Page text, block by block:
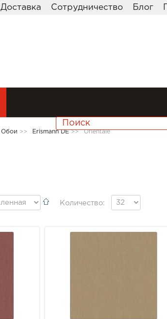
Доставка Сотрудничество Блог
Обои >> Erismann DE >> Orientale
Количество: